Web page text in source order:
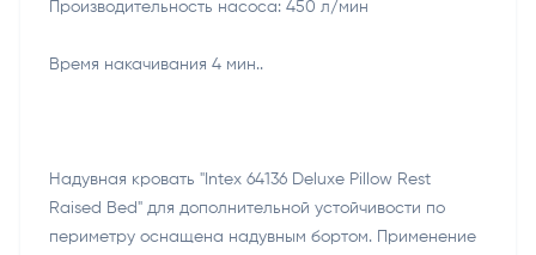
Производительность насоса: 450 л/мин
Время накачивания 4 мин..
Надувная кровать "Intex 64136 Deluxe Pillow Rest
Raised Bed" для дополнительной устойчивости по
периметру оснащена надувным бортом. Применение